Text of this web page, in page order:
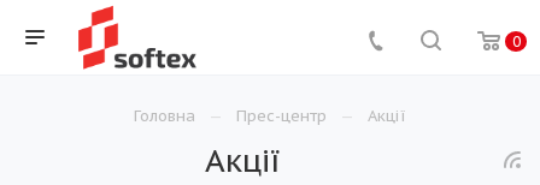
0
Головна Прес-центр Акції
Акції